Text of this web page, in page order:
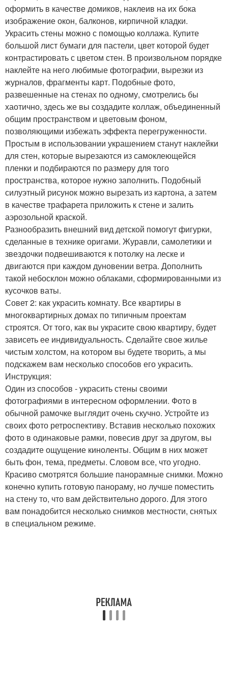
оформить в качестве домиков, наклеив на их бока
изображение окон, балконов, кирпичной кладки.
Украсить стены можно с помощью коллажа. Купите
большой лист бумаги для пастели, цвет которой будет
контрастировать с цветом стен. В произвольном порядке
наклейте на него любимые фотографии, вырезки из
журналов, фрагменты карт. Подобные фото,
развешенные на стенах по одному, смотрелись бы
хаотично, здесь же вы создадите коллаж, объединенный
общим пространством и цветовым фоном,
позволяющими избежать эффекта перегруженности.
Простым в использовании украшением станут наклейки
для стен, которые вырезаются из самоклеющейся
пленки и подбираются по размеру для того
пространства, которое нужно заполнить. Подобный
силуэтный рисунок можно вырезать из картона, а затем
в качестве трафарета приложить к стене и залить
аэрозольной краской.
Разнообразить внешний вид детской помогут фигурки,
сделанные в технике оригами. Журавли, самолетики и
звездочки подвешиваются к потолку на леске и
двигаются при каждом дуновении ветра. Дополнить
такой небосклон можно облаками, сформированными из
кусочков ваты.
Совет 2: как украсить комнату. Все квартиры в
многоквартирных домах по типичным проектам
строятся. От того, как вы украсите свою квартиру, будет
зависеть ее индивидуальность. Сделайте свое жилье
чистым холстом, на котором вы будете творить, а мы
подскажем вам несколько способов его украсить.
Инструкция:
Один из способов - украсить стены своими
фотографиями в интересном оформлении. Фото в
обычной рамочке выглядит очень скучно. Устройте из
своих фото ретроспективу. Вставив несколько похожих
фото в одинаковые рамки, повесив друг за другом, вы
создадите ощущение киноленты. Общим в них может
быть фон, тема, предметы. Словом все, что угодно.
Красиво смотрятся большие панорамные снимки. Можно
конечно купить готовую панораму, но лучше поместить
на стену то, что вам действительно дорого. Для этого
вам понадобится несколько снимков местности, снятых
в специальном режиме.